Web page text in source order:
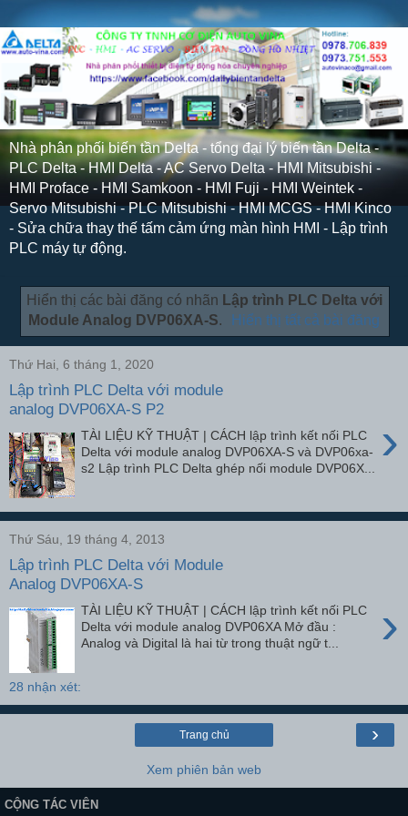
Nhà phân phối biến tần Delta - tổng đại lý biến tần Delta -
PLC Delta - HMI Delta - AC Servo Delta - HMI Mitsubishi -
HMI Proface - HMI Samkoon - HMI Fuji - HMI Weintek -
Servo Mitsubishi - PLC Mitsubishi - HMI MCGS - HMI Kinco
- Sửa chữa thay thế tấm cảm ứng màn hình HMI - Lập trình
PLC máy tự động.
Hiển thị các bài đăng có nhãn Lập trình PLC Delta với
Module Analog DVP06XA-S. Hiển thị tất cả bài đăng
Thứ Hai, 6 tháng 1, 2020
Lập trình PLC Delta với module
analog DVP06XA-S P2
›
TÀI LIỆU KỸ THUẬT | CÁCH lập trình kết nối PLC
Delta với module analog DVP06XA-S và DVP06xa-
s2 Lập trình PLC Delta ghép nối module DVP06X...
Thứ Sáu, 19 tháng 4, 2013
Lập trình PLC Delta với Module
Analog DVP06XA-S
›
TÀI LIỆU KỸ THUẬT | CÁCH lập trình kết nối PLC
Delta với module analog DVP06XA Mở đầu :
Analog và Digital là hai từ trong thuật ngữ t...
28 nhận xét:
›
Trang chủ
Xem phiên bản web
CỘNG TÁC VIÊN